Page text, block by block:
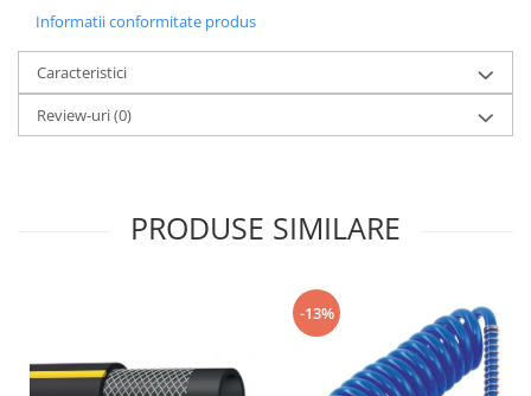
Cricuri hidraulice pentru service-
uri auto si vulcanizari
Cricuri pentru autovehicule grele
Cricuri pneumatico-hidraulice
Stative sustinere ( capre)
Dispozitive de dejantat
Informatii conformitate produs
Caracteristici
Review-uri(0)
PRODUSE SIMILARE
-13%